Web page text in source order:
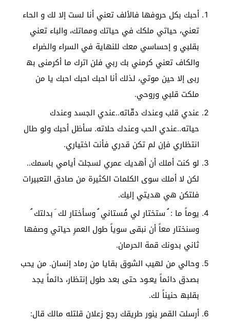
أحبك بكل حروفھا فالألف تعني أنا لست إلا لك و الحاء
تعني، حياتي ملكك في حياتك ومماتك، والباء تعني
بقلبي و إحساسي معك للنھایة في السراء والضراء
والكاف تعني كرمني بك ربي فلن اترك ما أكرمنى بھ
ربى إلا حین موتي، لذلك أنا احبك احبك احبك يا من
ملكت قلبي وروحي.
عندي قلب وعندك دقّاته..عندي الجسد وعندك
حياته..عندي الحب وعندك حلاته. سأظل أحبك ولو طال
انتظاري فإن لم تكن قدري فأنت اختياري.
لو كنت أملك أن أهديك عمري لسجلت أيامي باسمك..
لكن لا أملك سوى الكلمات الكثيرة من صادق التعبيرات
فلتكن هي هديتي إليك.
يوماً ما : ُ ستختار لي فُستاني ُ وسأختار لك َ بدلتك ُ
وسنختار معاً أن نبقى سویاً طول العمرِ حياتي وصفھا
ثاني بدونك قمة الحرمان.
وحالي من لھیب الشوق بقايا من رماد إنسان. من يحب
بصدق دائماً يعـود حتى بعد طول إنتظار، دائماً یجد
بقلبھ حنیناً لك.
أرسلت القمر ينور طريقك رجع زعلان قلتله مالك قال: